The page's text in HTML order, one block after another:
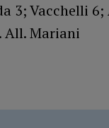
3; Vacchelli
All. Mariani